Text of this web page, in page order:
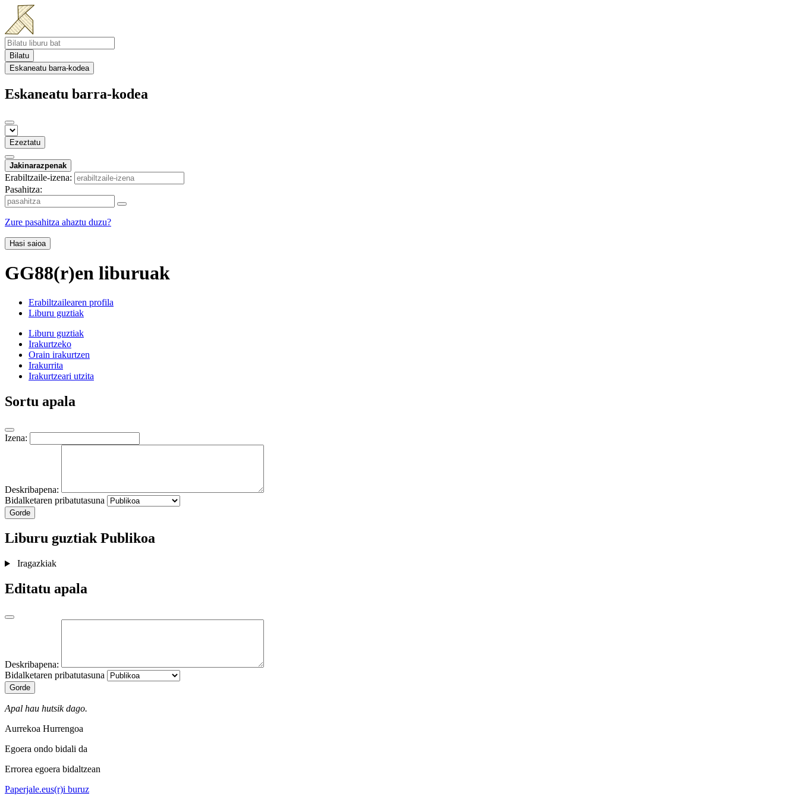
Bilatu
Eskaneatu barra-kodea
Eskaneatu barra-kodea
Ezeztatu
Jakinarazpenak
Erabiltzaile-izena:
Pasahitza:
Zure pasahitza ahaztu duzu?
Hasi saioa
GG88(r)en liburuak
Erabiltzailearen profila
Liburu guztiak
Liburu guztiak
Irakurtzeko
Orain irakurtzen
Irakurrita
Irakurtzeari utzita
Sortu apala
Izena:
Deskribapena:
Bidalketaren pribatutasuna
Gorde
Liburu guztiakPublikoa
Iragazkiak
Editatu apala
Deskribapena:
Bidalketaren pribatutasuna
Gorde
Apal hau hutsik dago.
Aurrekoa Hurrengoa
Egoera ondo bidali da
Errorea egoera bidaltzean
Paperjale.eus(r)i buruz